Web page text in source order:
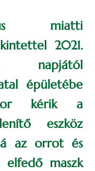
miatti
2021.
napjától
épületébe
kérik a
eszköz
az orrot és
elfedő maszk